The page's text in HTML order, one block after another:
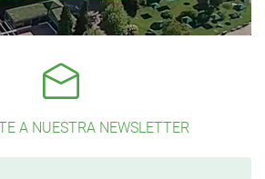
A NUESTRA NEWSLETTER